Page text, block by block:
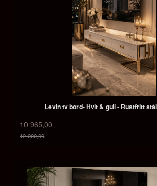
Levin tv bord- Hvit & gull - Rustfritt
10 965,00
12 900,00